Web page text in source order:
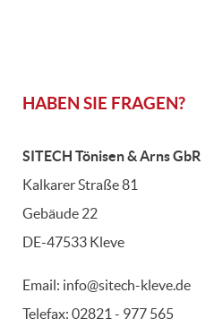
HABEN SIE FRAGEN?
SITECH Tönisen & Arns GbR
Kalkarer Straße 81
Gebäude 22
DE-47533 Kleve
Email: info@sitech-kleve.de
Telefax: 02821 - 977 565